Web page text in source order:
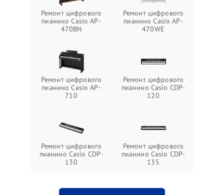
Ремонт цифрового
пианино Casio AP-
470BN
Ремонт цифрового
пианино Casio AP-
470WE
Ремонт цифрового
пианино Casio AP-
710
Ремонт цифрового
пианино Casio CDP-
120
Ремонт цифрового
пианино Casio CDP-
130
Ремонт цифрового
пианино Casio CDP-
135